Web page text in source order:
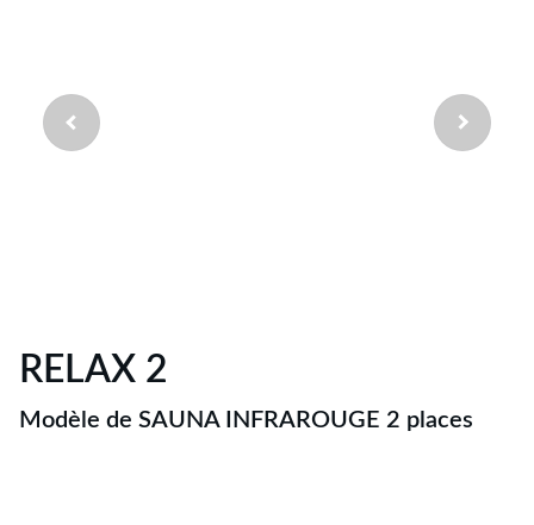
RELAX 2
Modèle de SAUNA INFRAROUGE 2 places